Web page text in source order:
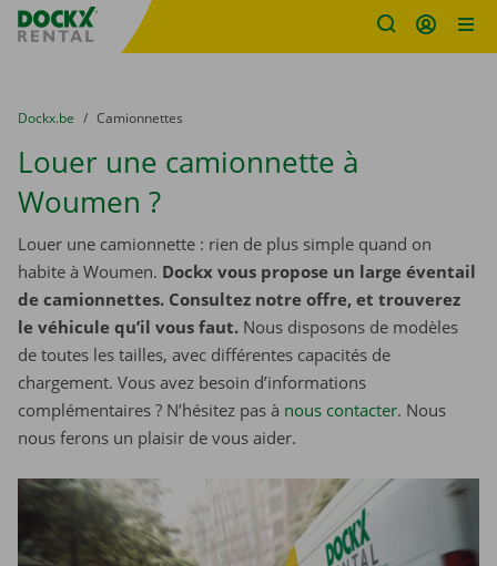
sitename
You are here:
du
Dockx.be to
Camionnettes
Louer une camionnette à
Woumen ?
Louer une camionnette : rien de plus simple quand on
habite à Woumen. Dockx vous propose un large éventail
de camionnettes. Consultez notre offre, et trouverez
le véhicule qu’il vous faut. Nous disposons de modèles
de toutes les tailles, avec différentes capacités de
chargement. Vous avez besoin d’informations
complémentaires ? N’hésitez pas à nous contacter. Nous
nous ferons un plaisir de vous aider.